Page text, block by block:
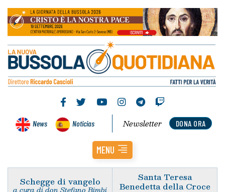
News Noticias DONA ORA
Newsletter
MENU
Schegge di vangelo Santa Teresa
Benedetta della Croce